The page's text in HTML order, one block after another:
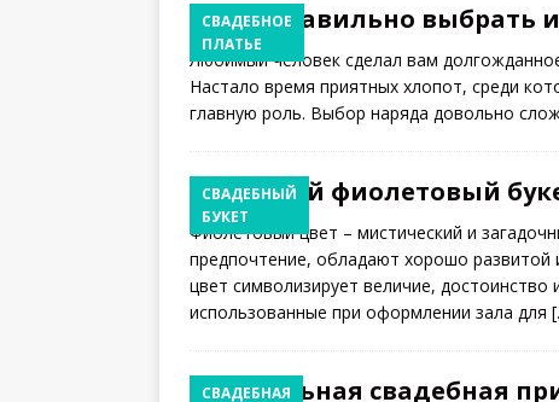
СВАДЕБНОЕ
ПЛАТЬЕ
Как правильно выбрать
Любимый человек сделал вам
Настало время приятных хлопот, среди
главную роль. Выбор наряда довольно
СВАДЕБНЫЙ
БУКЕТ
Нежный фиолетовый
Фиолетовый цвет – мистический и
предпочтение, обладают хорошо
цвет символизирует величие,
использованные при оформлении зала для
СВАДЕБНАЯ
Идеальная свадебная